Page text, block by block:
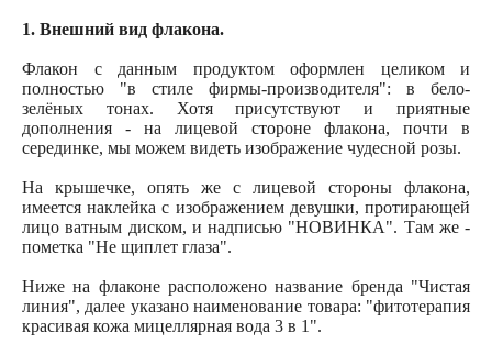
1. Внешний вид флакона.
Флакон с данным продуктом оформлен целиком и
полностью "в стиле фирмы-производителя": в бело-
зелёных тонах. Хотя присутствуют и приятные
дополнения - на лицевой стороне флакона, почти в
серединке, мы можем видеть изображение чудесной розы.
На крышечке, опять же с лицевой стороны флакона,
имеется наклейка с изображением девушки, протирающей
лицо ватным диском, и надписью "НОВИНКА". Там же -
пометка "Не щиплет глаза".
Ниже на флаконе расположено название бренда "Чистая
линия", далее указано наименование товара: "фитотерапия
красивая кожа мицеллярная вода 3 в 1".